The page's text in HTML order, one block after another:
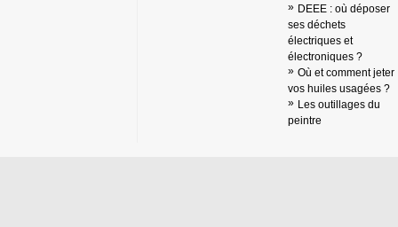
DEEE : où déposer
ses déchets
électriques et
électroniques ?
Où et comment jeter
vos huiles usagées ?
Les outillages du
peintre